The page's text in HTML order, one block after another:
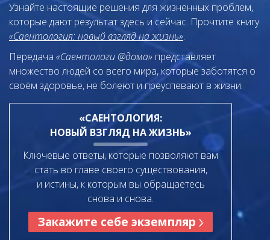
Узнайте настоящие решения для жизненных проблем,
которые дают результат здесь и сейчас. Прочтите книгу
«Саентология: новый взгляд на жизнь».
Передача «Саентологи @дома» представляет
множество людей со всего мира, которые заботятся о
своём здоровье, не болеют и преуспевают в жизни.
«САЕНТОЛОГИЯ:
НОВЫЙ ВЗГЛЯД НА ЖИЗНЬ»
Ключевые ответы, которые позволяют вам
стать во главе своего существования,
и истины, к которым вы обращаетесь
снова и снова.
Закажите себе экземпляр